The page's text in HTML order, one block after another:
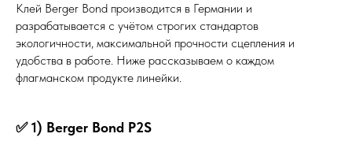
Клей Berger Bond производится в Германии и
разрабатывается с учётом строгих стандартов
экологичности, максимальной прочности сцепления и
удобства в работе. Ниже рассказываем о каждом
флагманском продукте линейки.
✅ 1) Berger Bond P2S